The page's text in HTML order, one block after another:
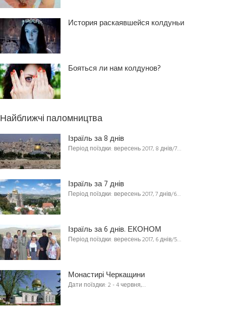
История раскаявшейся колдуньи
Бояться ли нам колдунов?
Найближчі паломництва
Ізраїль за 8 днів
Період поїздки: вересень 2017, 8 днів/7…
Ізраїль за 7 днів
Період поїздки: вересень 2017, 7 днів/6…
Ізраїль за 6 днів. ЕКОНОМ
Період поїздки: вересень 2017, 6 днів/5…
Монастирі Черкащини
Дати поїздки: 2 - 4 червня,…